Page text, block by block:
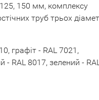
125, 150 мм, комплексу
труб трьох
графіт - RAL 7021,
- RAL 8017, зелений -